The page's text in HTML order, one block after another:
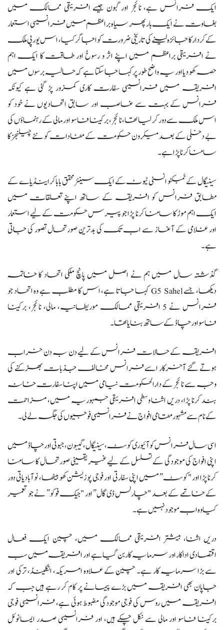
ایک فرانس ہے، نائجر اور گبون جیسے افریقی ممالک میں
بغاوت نے ایک بار پھر سیاہ براعظم میں فرانسیسی استعمار
کے کردار کا جائزہ لینے کی تاریخی ضرورت کو اجاگر کیا، اس یورپی ملک
نے افریقی براعظم میں اپنے اثر و رسوخ اور طاقت کا ایک اہم
حصہ کھو دیا اور یہ واضح طور پر کہا جا سکتا ہے کہ حالیہ برسوں میں
افریقہ میں فرانسیسی سفارت کاری کمزور پڑ گئی ہے کیونکہ
فرانس کے بہت سے غاصب اور سابق اتحادیوں نے خود کو
اس ملک سے دور کر لیا تھا، نائجر، برکینا فاسو اور مالی کے رہنماؤں کی
بے دخلی کے بعد میکرون حکومت کے مفادات کو نئے چیلنجز کا
سامنا کرنا پڑا ہے۔
سینیگال کے ٹمبکٹو انسٹی ٹیوٹ کے ایک سینئر محقق باباکر اینڈیاے کے
مطابق فرانس کو افریقہ کے ساتھ اپنے تعلقات میں
ایک اہم موڑ کا سامنا کرنا پڑا جو پیرس حکومت کے لیے استعمار
اور غلامی کے آغاز سے اب تک کی بدترین صورتحال تصور کی جاتی
ہے۔
گذشتہ سال میں ہم نے اصل میں پانچ ملکی اتحاد کا خاتمہ
دیکھا، جسے G5 Sahel کہا جاتا ہے، اس کا مطلب ہے وہ اتحاد جو
فرانس نے 5 افریقی ممالک موریطانیہ، مالی، نائجر، برکینا
فاسو اور چاڈ کے ساتھ بنایا تھا۔
افریقہ کے حالات فرانس کے لیے دن بہ دن خراب
ہوتے گئے آخرکار اسے فرانس مخالف جذبات بھڑکنے کی
وجہ سے نائجر کے دارالحکومت نیامی میں اپنا سفارت خانہ
بند کرنا پڑا، دریں اثنا وسطی افریقی جمہوریہ میں، مزاحمت
کے نام سے مشہور مقامی افواج نے فرانسیسی فوجیوں کی جگہ لے لی۔
اسی سال فرانس کو آئیوری کوسٹ، سینیگال، گیبون، جبوتی اور چاڈ میں
اپنی افواج کی موجودگی کے تسلسل کے لیے غیر یقینی صورتحال کا سامنا
کرنا پڑا اور "کوسٹ” میں اپنی سفارتی اور فوجی پوزیشن کھو بیٹھا، نوآبادیاتی دور
کے خاتمے کے بعد "چارلس ڈی گال” اور "جیک فوکو” نے جو تعمیر
کیا وہ اب موجود نہیں ہے۔
دریں اثنا، بیشتر افریقی ممالک میں، چین ایک فعال
اقتصادی اداکار اور سرمایہ کار بن گیا ہے اور افریقہ میں سب
سے بڑا سرمایہ کار ہے۔ چین کے علاوہ امریکہ، انگلینڈ، ترکی اور
جاپان بھی افریقہ میں بڑے پیمانے پر کام کر رہے ہیں جب کہ
افریقہ میں روس کی فوجی موجودگی مضبوط ہوئی ہے، فرانسیسی فوجی
برکینا فاسو اور مالی سے نکل چکے ہیں، اور فرانسیسی صدر ایمانوئل